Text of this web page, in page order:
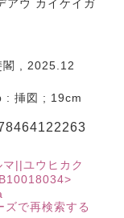
アウ カイケイガ
閣 , 2025.12
: 挿図 ; 19cm
||ユウヒカク
で再検索する